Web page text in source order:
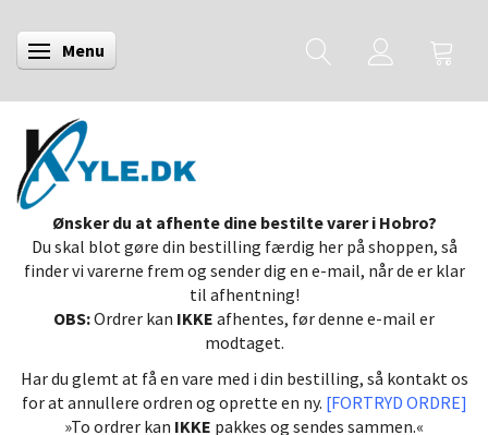
Skifte navigation
Menu
Ønsker du at afhente dine bestilte varer i Hobro?
Du skal blot gøre din bestilling færdig her på shoppen, så
finder vi varerne frem og sender dig en e-mail, når de er klar
til afhentning!
OBS:Ordrer kan IKKE afhentes, før denne e-mail er
modtaget.
Har du glemt at få en vare med i din bestilling, så kontakt os
for at annullere ordren og oprette en ny. [FORTRYD ORDRE]
»To ordrer kan IKKE pakkes og sendes sammen.«